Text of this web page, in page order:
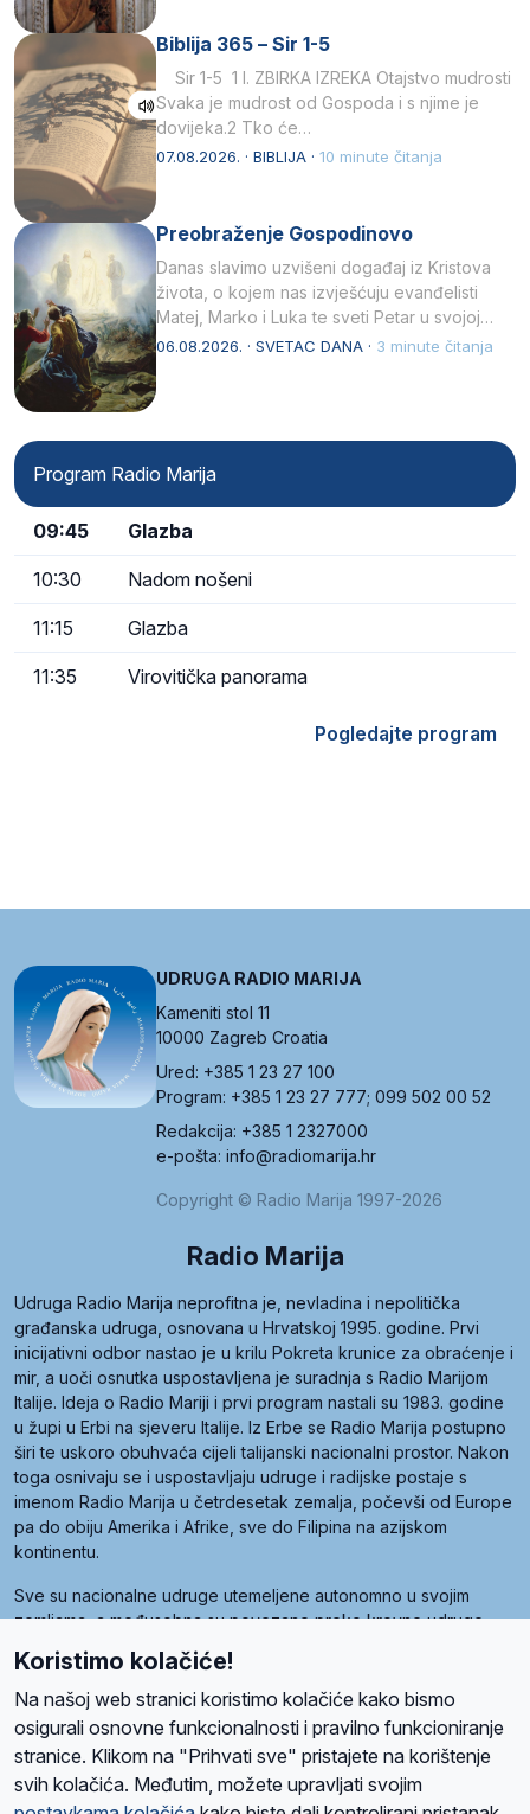
Biblija 365 – Sir 1-5
Sir 1-5 1 I. ZBIRKA IZREKA Otajstvo mudrosti
Svaka je mudrost od Gospoda i s njime je
dovijeka.2 Tko će…
07.08.2026. · BIBLIJA · 10 minute čitanja
Preobraženje Gospodinovo
Danas slavimo uzvišeni događaj iz Kristova
života, o kojem nas izvješćuju evanđelisti
Matej, Marko i Luka te sveti Petar u svojoj
drugoj…
06.08.2026. · SVETAC DANA · 3 minute čitanja
Program Radio Marija
09:45 Glazba
10:30 Nadom nošeni
11:15 Glazba
11:35 Virovitička panorama
Pogledajte program
UDRUGA RADIO MARIJA
Kameniti stol 11
10000 Zagreb Croatia
Ured: +385 1 23 27 100
Program: +385 1 23 27 777; 099 502 00 52
Redakcija: +385 1 2327000
e-pošta: info@radiomarija.hr
Copyright © Radio Marija 1997-2026
Radio Marija
Udruga Radio Marija neprofitna je, nevladina i nepolitička
građanska udruga, osnovana u Hrvatskoj 1995. godine. Prvi
inicijativni odbor nastao je u krilu Pokreta krunice za obraćenje i
mir, a uoči osnutka uspostavljena je suradnja s Radio Marijom
Italije. Ideja o Radio Mariji i prvi program nastali su 1983. godine
u župi u Erbi na sjeveru Italije. Iz Erbe se Radio Marija postupno
širi te uskoro obuhvaća cijeli talijanski nacionalni prostor. Nakon
toga osnivaju se i uspostavljaju udruge i radijske postaje s
imenom Radio Marija u četrdesetak zemalja, počevši od Europe
pa do obiju Amerika i Afrike, sve do Filipina na azijskom
kontinentu.
Sve su nacionalne udruge utemeljene autonomno u svojim
zemljama, a međusobna su povezane preko krovne udruge
Radio Maria). Svjetsku obitelj utemeljilo je sedam članica, među
kojima je i hrvatska Udruga Radio Marija.
O namaRadio ProgramVolonteriPrijateljiKontaktPravila privatnosti
Koristimo kolačiće!
Na našoj web stranici koristimo kolačiće kako bismo
osigurali osnovne funkcionalnosti i pravilno funkcioniranje
stranice. Klikom na "Prihvati sve" pristajete na korištenje
svih kolačića. Međutim, možete upravljati svojim